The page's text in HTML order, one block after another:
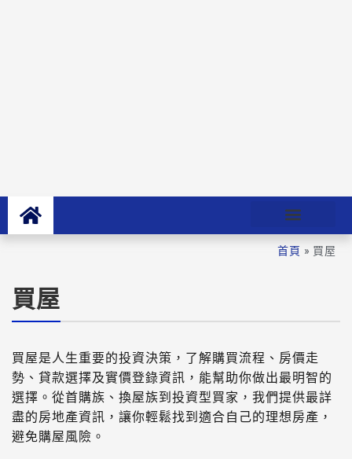
首頁 » 買屋
買屋
買屋是人生重要的投資決策，了解購買流程、房價走
勢、貸款選擇及實價登錄資訊，能幫助你做出最明智的
選擇。從首購族、換屋族到投資型買家，我們提供最詳
盡的房地產資訊，讓你輕鬆找到適合自己的理想房產，
避免購屋風險。